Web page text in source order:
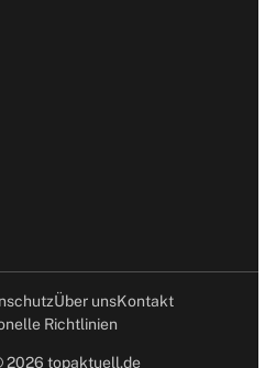
Über unsKontakt
Richtlinien
2026 topaktuell.de